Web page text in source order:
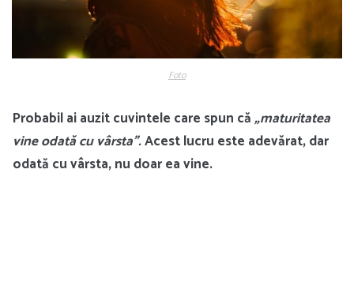
Foto
Probabil ai auzit cuvintele care spun că„maturitatea
vine odată cu vârsta”.Acest lucru este adevărat, dar
odată cu vârsta, nu doar ea vine.